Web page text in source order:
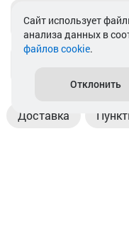
Telegram
Доставка
Cайт использует
анализа данных в
файлов cookie.
Отклонить